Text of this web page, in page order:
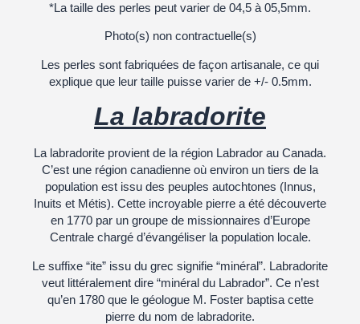
*La taille des perles peut varier de 04,5 à 05,5mm.
Photo(s) non contractuelle(s)
Les perles sont fabriquées de façon artisanale, ce qui
explique que leur taille puisse varier de +/- 0.5mm.
La labradorite
La labradorite provient de la région Labrador au Canada.
C’est une région canadienne où environ un tiers de la
population est issu des peuples autochtones (Innus,
Inuits et Métis). Cette incroyable pierre a été découverte
en 1770 par un groupe de missionnaires d’Europe
Centrale chargé d’évangéliser la population locale.
Le suffixe “ite” issu du grec signifie “minéral”. Labradorite
veut littéralement dire “minéral du Labrador”. Ce n’est
qu’en 1780 que le géologue M. Foster baptisa cette
pierre du nom de labradorite.